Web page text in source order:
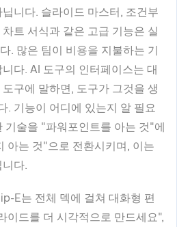
니다. 슬라이드 마스터, 조건부
트 서식과 같은 고급 기능은 실
. 많은 팀이 비용을 지불하는 기
다. AI 도구의 인터페이스는 대
구에 말하면, 도구가 그것을 생
. 기능이 어디에 있는지 알 필요
기술을 "파워포인트를 아는 것"에
아는 것"으로 전환시키며, 이는
다.
E는 전체 덱에 걸쳐 대화형 편
이드를 더 시각적으로 만드세요",